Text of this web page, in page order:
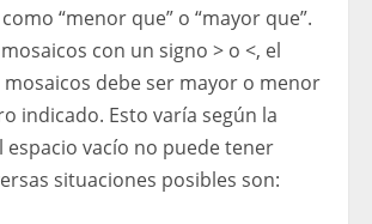
“menor que” o “mayor que”.
con un signo > o <, el
debe ser mayor o menor
indicado. Esto varía según la
espacio vacío no puede tener
situaciones posibles son: